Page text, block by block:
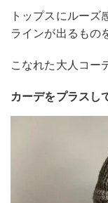
トップスにルー
ラインが出るもの
こなれた大人コー
カーデをプラス